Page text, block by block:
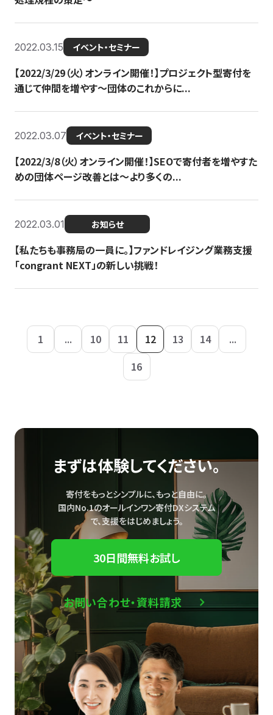
2022.03.15 イベント・セミナー
【2022/3/29（火）オンライン開催！】プロジェクト型寄付を
通じて仲間を増やす～団体のこれからに...
2022.03.07 イベント・セミナー
【2022/3/8（火）オンライン開催！】SEOで寄付者を増やすた
めの団体ページ改善とは～より多くの...
2022.03.01 お知らせ
【私たちも事務局の一員に。】ファンドレイジング業務支援
「congrant NEXT」の新しい挑戦！
1 ... 10 11 12 13 14
...
16
まずは体験してください。
寄付をもっとシンプルに、もっと自由に。
国内No.1のオールインワン寄付DXシステム
で、支援をはじめましょう。
30日間無料お試し
お問い合わせ・資料請求